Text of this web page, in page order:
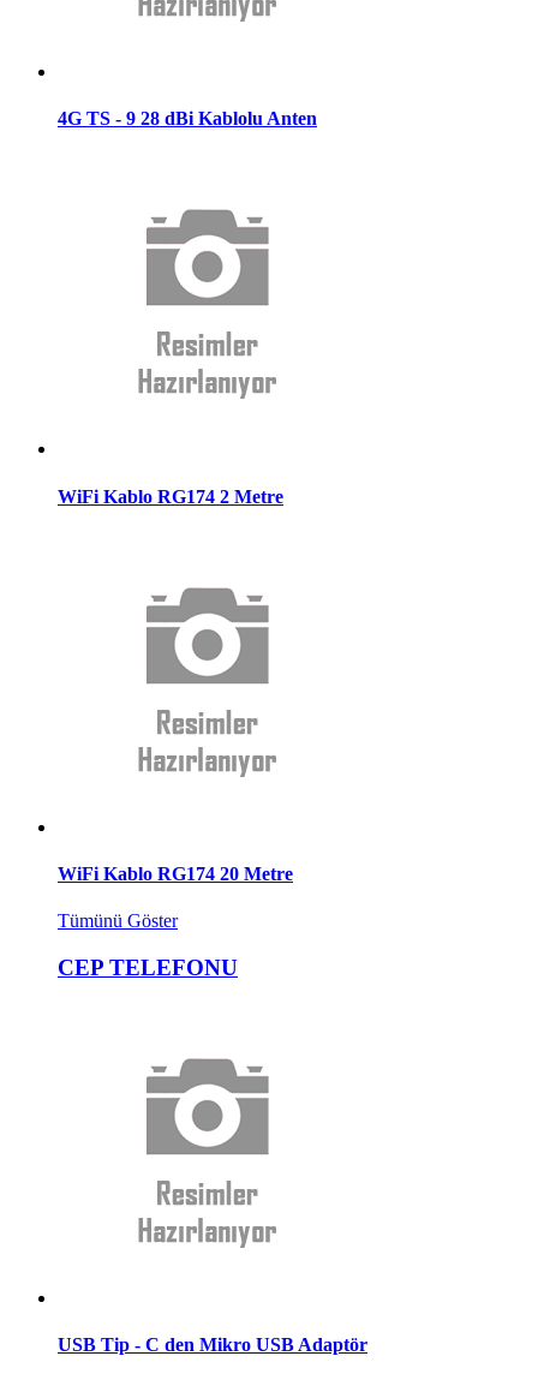
4G TS - 9 28 dBi Kablolu Anten
WiFi Kablo RG174 2 Metre
WiFi Kablo RG174 20 Metre
Tümünü Göster
CEP TELEFONU
USB Tip - C den Mikro USB Adaptör